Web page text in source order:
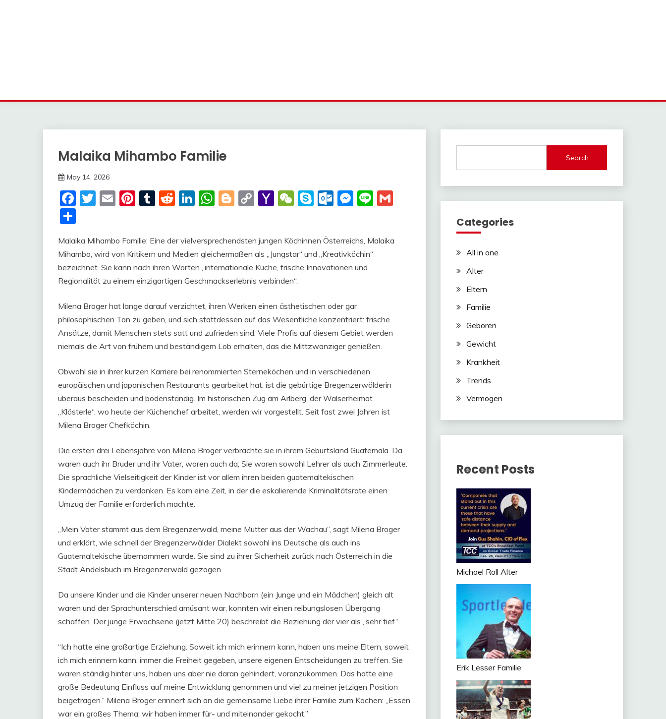
Trends
Malaika Mihambo Familie
May 14, 2026
Facebook
Twitter
EmailPinterest
Tumblr
Reddit
LinkedIn
WhatsApp
Blogger
CopyYahoo
WeChat
SkypeOutlook.com
Messenger
Line
Malaika Mihambo Familie: Eine der vielversprechendsten jungen Köchinnen Österreichs, Malaika
Mihambo, wird von Kritikern und Medien gleichermaßen als „Jungstar“ und „Kreativköchin“
bezeichnet. Sie kann nach ihren Worten „internationale Küche, frische Innovationen und
Regionalität zu einem einzigartigen Geschmackserlebnis verbinden“.
Milena Broger hat lange darauf verzichtet, ihren Werken einen ästhetischen oder gar
philosophischen Ton zu geben, und sich stattdessen auf das Wesentliche konzentriert: frische
Ansätze, damit Menschen stets satt und zufrieden sind. Viele Profis auf diesem Gebiet werden
niemals die Art von frühem und beständigem Lob erhalten, das die Mittzwanziger genießen.
Obwohl sie in ihrer kurzen Karriere bei renommierten Sterneköchen und in verschiedenen
europäischen und japanischen Restaurants gearbeitet hat, ist die gebürtige Bregenzerwälderin
überaus bescheiden und bodenständig. Im historischen Zug am Arlberg, der Walserheimat
„Klösterle“, wo heute der Küchenchef arbeitet, werden wir vorgestellt. Seit fast zwei Jahren ist
Milena Broger Chefköchin.
Die ersten drei Lebensjahre von Milena Broger verbrachte sie in ihrem Geburtsland Guatemala. Da
waren auch ihr Bruder und ihr Vater, waren auch da; Sie waren sowohl Lehrer als auch Zimmerleute.
Die sprachliche Vielseitigkeit der Kinder ist vor allem ihren beiden guatemaltekischen
Kindermädchen zu verdanken. Es kam eine Zeit, in der die eskalierende Kriminalitätsrate einen
Umzug der Familie erforderlich machte.
„Mein Vater stammt aus dem Bregenzerwald, meine Mutter aus der Wachau“, sagt Milena Broger
und erklärt, wie schnell der Bregenzerwälder Dialekt sowohl ins Deutsche als auch ins
Guatemaltekische übernommen wurde. Sie sind zu ihrer Sicherheit zurück nach Österreich in die
Stadt Andelsbuch im Bregenzerwald gezogen.
Da unsere Kinder und die Kinder unserer neuen Nachbarn (ein Junge und ein Mädchen) gleich alt
waren und der Sprachunterschied amüsant war, konnten wir einen reibungslosen Übergang
schaffen. Der junge Erwachsene (jetzt Mitte 20) beschreibt die Beziehung der vier als „sehr tief“.
“Ich hatte eine großartige Erziehung. Soweit ich mich erinnern kann, haben uns meine Eltern, soweit
ich mich erinnern kann, immer die Freiheit gegeben, unsere eigenen Entscheidungen zu treffen. Sie
waren ständig hinter uns, haben uns aber nie daran gehindert, voranzukommen. Das hatte eine
große Bedeutung Einfluss auf meine Entwicklung genommen und viel zu meiner jetzigen Position
beigetragen.“ Milena Broger erinnert sich an die gemeinsame Liebe ihrer Familie zum Kochen: „Essen
war ein großes Thema; wir haben immer für- und miteinander gekocht.”
Search
Categories
All in one
Alter
Eltern
Familie
Geboren
Gewicht
Krankheit
Trends
Vermogen
Recent Posts
Michael Roll Alter
Erik Lesser Familie